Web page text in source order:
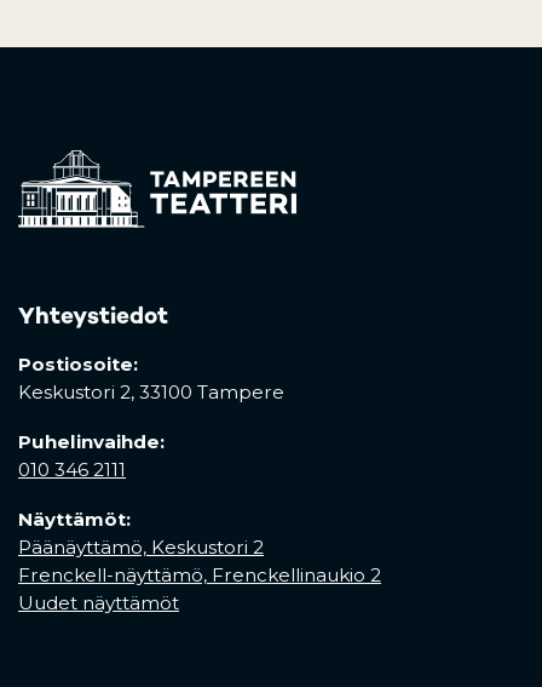
Yhteystiedot
Postiosoite:
Keskustori 2, 33100 Tampere
Puhelinvaihde:
010 346 2111
Näyttämöt:
Päänäyttämö, Keskustori 2
Frenckell-näyttämö, Frenckellinaukio 2
Uudet näyttämöt